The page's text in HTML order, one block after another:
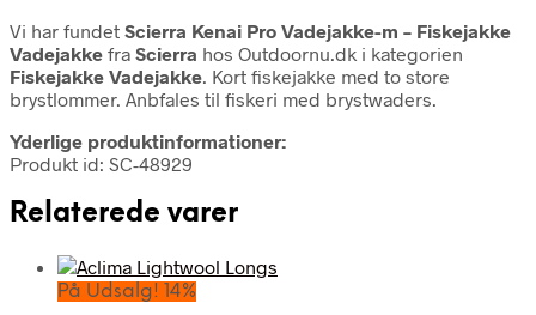
Vi har fundet Scierra Kenai Pro Vadejakke-m – Fiskejakke
Vadejakke fra Scierra hos Outdoornu.dk i kategorien
Fiskejakke Vadejakke. Kort fiskejakke med to store
brystlommer. Anbfales til fiskeri med brystwaders.
Yderlige produktinformationer:
Produkt id: SC-48929
Relaterede varer
På Udsalg! 14%